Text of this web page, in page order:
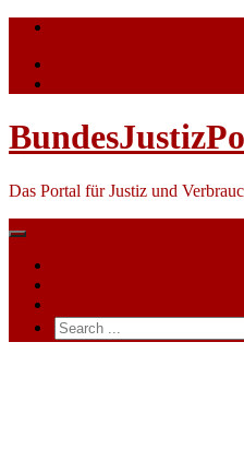
Skip
content
Das Portal für Justiz und
Search
for: